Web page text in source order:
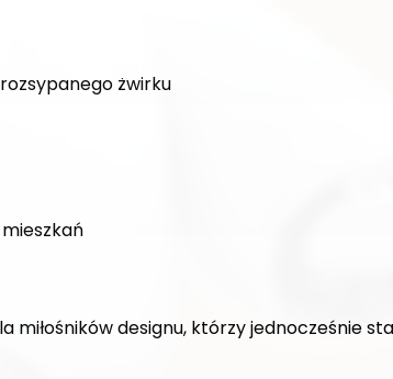
żwirku
miłośników designu, którzy jednocześnie